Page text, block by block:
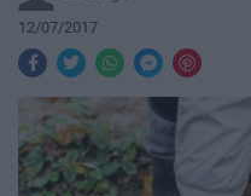
12/07/2017